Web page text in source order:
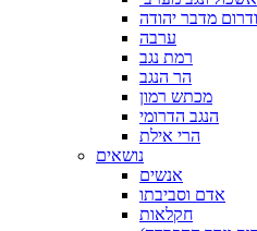
מדבר יהודה
ערבה
רמת נגב
הר הנגב
מכתש רמון
הנגב הדרומי
הרי אילת
נושאים
אנשים
אדם וסביבתו
חקלאות